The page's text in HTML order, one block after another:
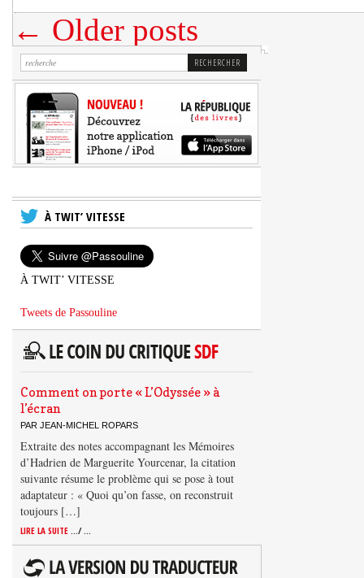
← Older posts
À TWIT’ VITESSE
À TWIT’ VITESSE
Tweets de Passouline
Comment on porte « L’Odyssée » à
l’écran
PAR JEAN-MICHEL ROPARS
Extraite des notes accompagnant les Mémoires
d’Hadrien de Marguerite Yourcenar, la citation
suivante résume le problème qui se pose à tout
adaptateur : « Quoi qu’on fasse, on reconstruit
toujours […]
LIRE LA SUITE .../ ...